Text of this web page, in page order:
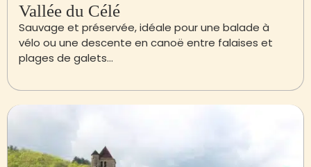
Vallée du Célé
Sauvage et préservée, idéale pour une balade à
vélo ou une descente en canoë entre falaises et
plages de galets…